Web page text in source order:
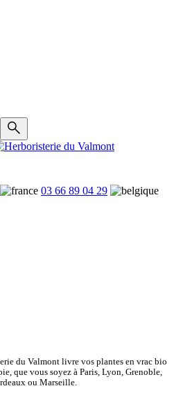
03 66 89 04 29
du Valmont livre vos plantes en vrac bio
que vous soyez à Paris, Lyon, Grenoble,
ou Marseille.